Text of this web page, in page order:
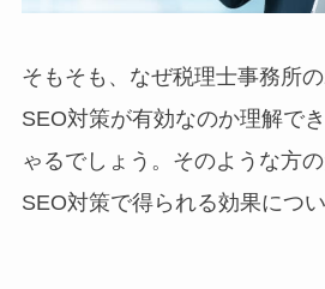
そもそも、なぜ税理士事務所
SEO対策が有効なのか理解で
ゃるでしょう。そのような方
SEO対策で得られる効果につ